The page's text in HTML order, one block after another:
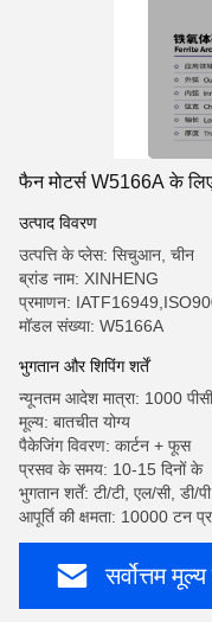
फैन मोटर्स W5166A के लिए
उत्पाद विवरण
उत्पत्ति के प्लेस: सिचुआन, चीन
ब्रांड नाम: XINHENG
प्रमाणन:
मॉडल संख्या: W5166A
भुगतान और शिपिंग शर्तें
न्यूनतम आदेश मात्रा: 1000 पीसी
मूल्य: बातचीत योग्य
पैकेजिंग विवरण: कार्टन + फूस
प्रसव के समय: 10-15 दिनों के
भुगतान शर्तें: टी/टी, एल/सी, डी/
आपूर्ति की क्षमता: 10000 टन
सर्वोत्तम